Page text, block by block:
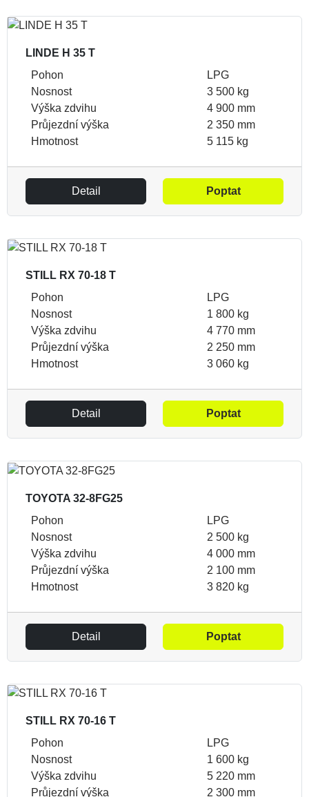
LINDE H 35 T
Pohon
LPG
Nosnost
3 500 kg
Výška zdvihu
4 900 mm
Průjezdní výška
2 350 mm
Hmotnost
5 115 kg
Detail Poptat
STILL RX 70-18 T
Pohon
LPG
Nosnost
1 800 kg
Výška zdvihu
4 770 mm
Průjezdní výška
2 250 mm
Hmotnost
3 060 kg
Detail Poptat
TOYOTA 32-8FG25
Pohon
LPG
Nosnost
2 500 kg
Výška zdvihu
4 000 mm
Průjezdní výška
2 100 mm
Hmotnost
3 820 kg
Detail Poptat
STILL RX 70-16 T
Pohon
LPG
Nosnost
1 600 kg
Výška zdvihu
5 220 mm
Průjezdní výška
2 300 mm